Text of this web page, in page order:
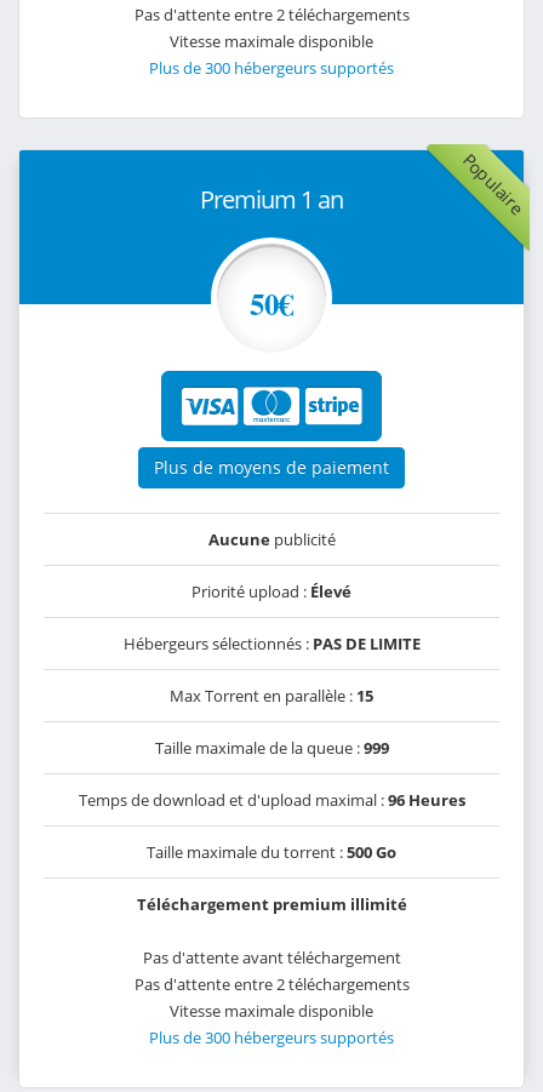
Pas d'attente entre 2 téléchargements
Vitesse maximale disponible
Plus de 300 hébergeurs supportés
Populaire
Premium 1 an
50€
Plus de moyens de paiement
Aucunepublicité
Priorité upload : Élevé
Hébergeurs sélectionnés : PAS DE LIMITE
Max Torrent en parallèle : 15
Taille maximale de la queue :999
Temps de download et d'upload maximal :96 Heures
Taille maximale du torrent :500 Go
Téléchargement premium illimité
Pas d'attente avant téléchargement
Pas d'attente entre 2 téléchargements
Vitesse maximale disponible
Plus de 300 hébergeurs supportés